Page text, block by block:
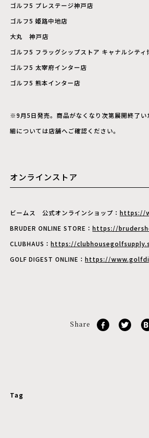
ゴルフ5 プレステージ神戸店
ゴルフ5 姫路中地店
大丸 神戸店
ゴルフ5 フラッグシップストア キャナルシティ
ゴルフ5 太宰府インター店
ゴルフ5 熊本インター店
※9月5日発売。商品がなくなり次第展開終了い
細については店舗へご確認ください。
オンラインストア
ビームス 公式オンラインショップ： https://
BRUDER ONLINE STORE： https://
CLUBHAUS： https://
GOLF DIGEST ONLINE： https://
Share
Tag